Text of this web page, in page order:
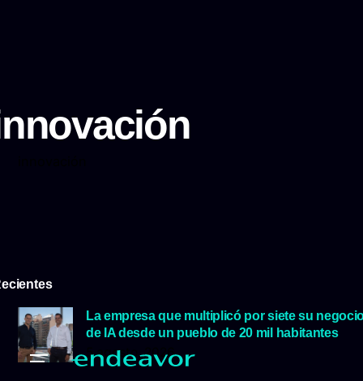
La empresa que multiplicó por siete su
de IA desde un pueblo de 20 mil habitantes
5 agosto, 2026